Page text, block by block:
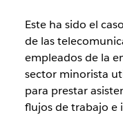
Este ha sido el
de las
empleados de la
sector minorista
para prestar
flujos de trabajo e